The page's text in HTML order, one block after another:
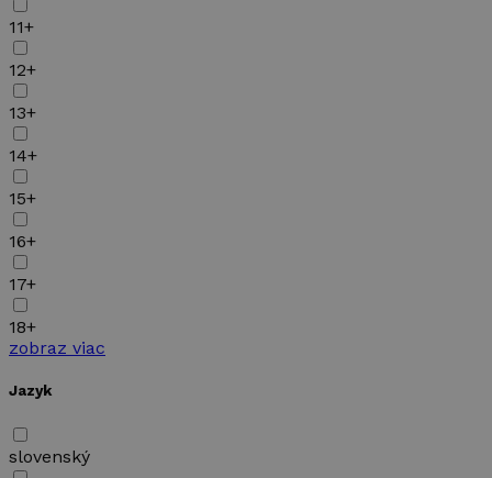
11+
12+
13+
14+
15+
16+
17+
18+
zobraz viac
Jazyk
slovenský